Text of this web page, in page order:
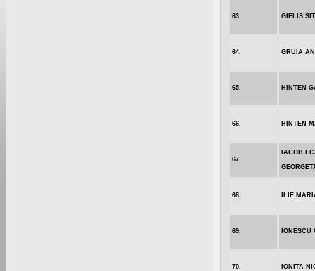
63. GIELIS
64. GRUIA
65. HINTEN
66. HINTEN
67.
IACOB
68. ILIE
69. IONESCU
70. IONITA